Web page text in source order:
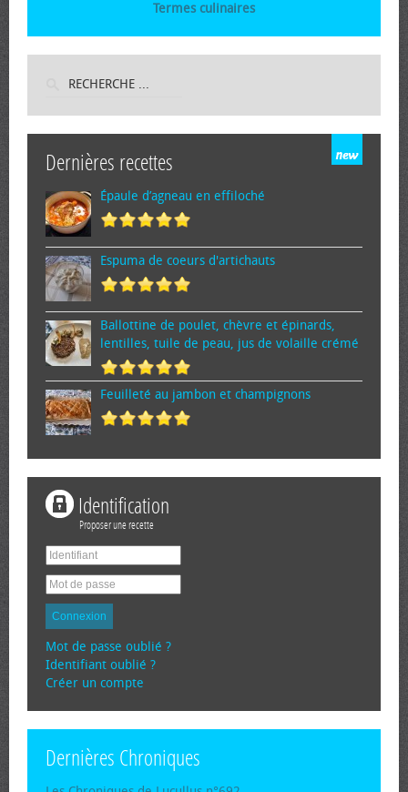
Termes culinaires
Dernières recettes
Épaule d’agneau en effiloché
Espuma de cœurs d'artichauts
Ballottine de poulet, chèvre et épinards,
lentilles, tuile de peau, jus de volaille crémé
Feuilleté au jambon et champignons
Identification
Proposer une recette
Connexion
Mot de passe oublié ?
Identifiant oublié ?
Créer un compte
Dernières Chroniques